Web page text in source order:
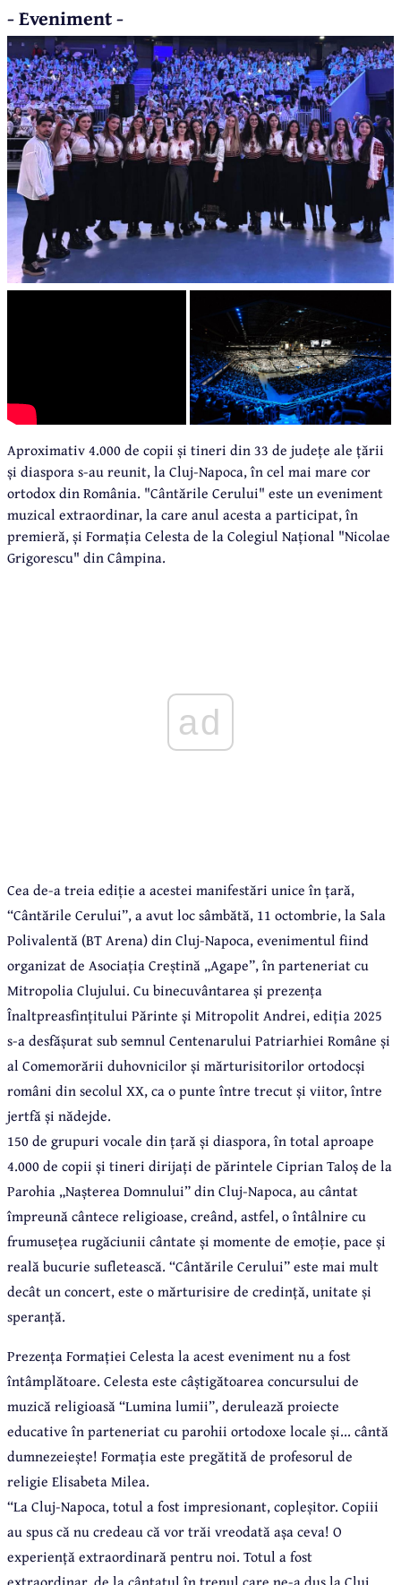
- Eveniment -
Aproximativ 4.000 de copii și tineri din 33 de județe ale țării
și diaspora s-au reunit, la Cluj-Napoca, în cel mai mare cor
ortodox din România. "Cântările Cerului" este un eveniment
muzical extraordinar, la care anul acesta a participat, în
premieră, și Formația Celesta de la Colegiul Național "Nicolae
Grigorescu" din Câmpina.
ad
Cea de-a treia ediție a acestei manifestări unice în țară,
“Cântările Cerului”, a avut loc sâmbătă, 11 octombrie, la Sala
Polivalentă (BT Arena) din Cluj-Napoca, evenimentul fiind
organizat de Asociația Creștină „Agape”, în parteneriat cu
Mitropolia Clujului. Cu binecuvântarea și prezența
Înaltpreasfințitului Părinte și Mitropolit Andrei, ediția 2025
s-a desfășurat sub semnul Centenarului Patriarhiei Române și
al Comemorării duhovnicilor și mărturisitorilor ortodocși
români din secolul XX, ca o punte între trecut și viitor, între
jertfă și nădejde.
150 de grupuri vocale din țară și diaspora, în total aproape
4.000 de copii și tineri dirijați de părintele Ciprian Taloș de la
Parohia „Nașterea Domnului” din Cluj-Napoca, au cântat
împreună cântece religioase, creând, astfel, o întâlnire cu
frumusețea rugăciunii cântate și momente de emoție, pace și
reală bucurie sufletească. “Cântările Cerului” este mai mult
decât un concert, este o mărturisire de credință, unitate și
speranță.
Prezența Formației Celesta la acest eveniment nu a fost
întâmplătoare. Celesta este câștigătoarea concursului de
muzică religioasă “Lumina lumii”, derulează proiecte
educative în parteneriat cu parohii ortodoxe locale și... cântă
dumnezeiește! Formația este pregătită de profesorul de
religie Elisabeta Milea.
“La Cluj-Napoca, totul a fost impresionant, copleșitor. Copiii
au spus că nu credeau că vor trăi vreodată așa ceva! O
experiență extraordinară pentru noi. Totul a fost